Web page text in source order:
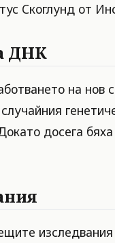
Скоглунд от
ДНК
на
досега